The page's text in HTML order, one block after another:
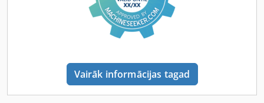
Vairāk informācijas tagad